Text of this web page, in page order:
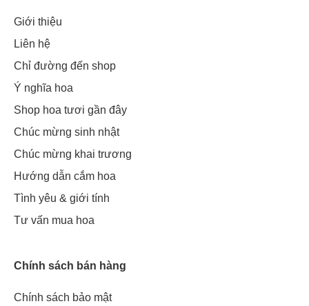
Giới thiệu
Liên hệ
Chỉ đường đến shop
Ý nghĩa hoa
Shop hoa tươi gần đây
Chúc mừng sinh nhật
Chúc mừng khai trương
Hướng dẫn cắm hoa
Tình yêu & giới tính
Tư vấn mua hoa
Chính sách bán hàng
Chính sách bảo mật